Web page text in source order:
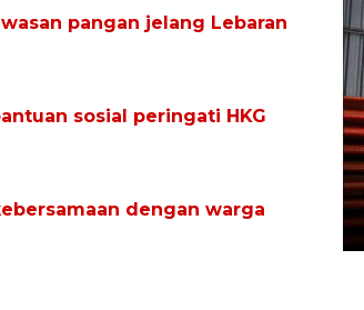
pangan jelang Lebaran
sosial peringati HKG
dengan warga